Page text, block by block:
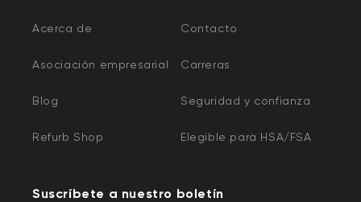
Acerca de Contacto
Asociación empresarial Carreras
Blog Seguridad y confianza
Refurb Shop Elegible para HSA/FSA
Suscríbete a nuestro boletín